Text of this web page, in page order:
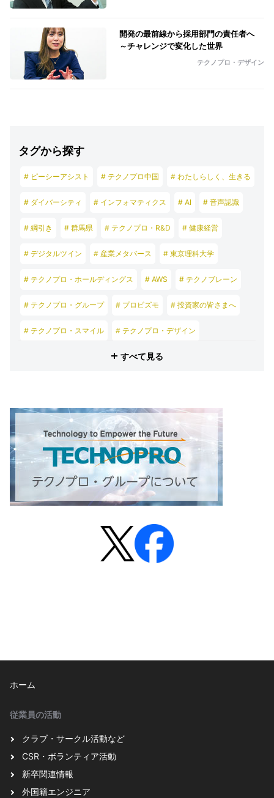
開発の最前線から採用部門の責任者へ
～チャレンジで変化した世界
テクノプロ・デザイン
タグから探す
# ピーシーアシスト # テクノプロ中国 # わたしらしく、生きる
# ダイバーシティ # インフォマティクス # AI # 音声認識
# 綱引き # 群馬県 # テクノプロ・R&D # 健康経営
# デジタルツイン # 産業メタバース # 東京理科大学
# テクノプロ・ホールディングス # AWS # テクノブレーン
# テクノプロ・グループ # プロビズモ # 投資家の皆さまへ
# テクノプロ・スマイル # テクノプロ・デザイン
# テクノプロ・エンジニアリング # テクノプロ・IT
すべて見る
ホーム
従業員の活動
クラブ・サークル活動など
CSR・ボランティア活動
新卒関連情報
外国籍エンジニア